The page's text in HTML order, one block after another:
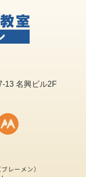
13 名興ビル2F
レーメン）